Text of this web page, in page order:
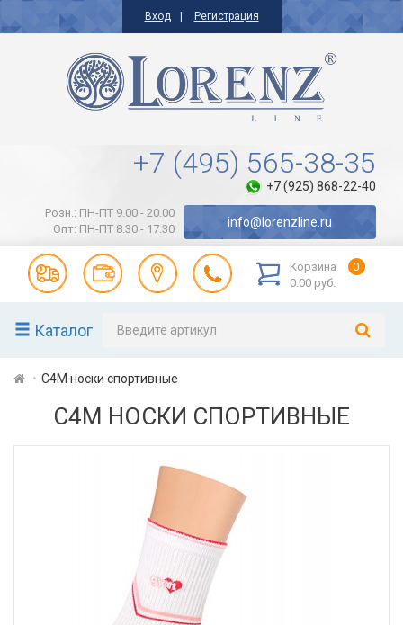
Вход Регистрация
+7 (495) 565-38-35
+7 (925) 868-22-40
Розн.: ПН-ПТ 9.00 - 20.00
Опт: ПН-ПТ 8.30 - 17.30
info@lorenzline.ru
Корзина
0
0.00 руб.
Каталог
С4М носки спортивные
С4М НОСКИ СПОРТИВНЫЕ